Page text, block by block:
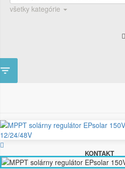
všetky kategórie
ÚVOD
KONTAKT